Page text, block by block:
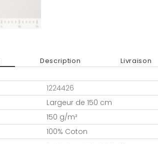
Description Livraison
1224426
Largeur de 150 cm
150 g/m²
100% Coton